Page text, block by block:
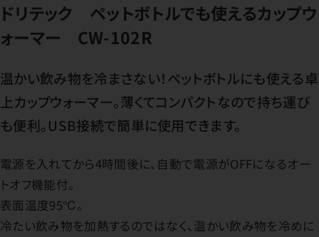
ドリテック ペットボトルでも使えるカップウ
ォーマー CW-102R
温かい飲み物を冷まさない！ペットボトルにも使える卓
上カップウォーマー。薄くてコンパクトなので持ち運び
も便利。USB接続で簡単に使用できます。
電源を入れてから4時間後に、自動で電源がOFFになるオー
トオフ機能付。
表面温度95℃。
冷たい飲み物を加熱するのではなく、温かい飲み物を冷めに